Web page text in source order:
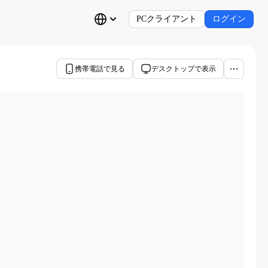
PCクライアント ログイン
携帯電話で見る デスクトップで表示